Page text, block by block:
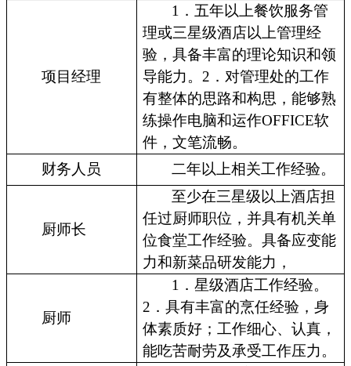
项目经理
1．五年以上餐饮服务管
理或三星级酒店以上管理经
验，具备丰富的理论知识和领
导能力。2．对管理处的工作
有整体的思路和构思，能够熟
练操作电脑和运作OFFICE软
件，文笔流畅。
财务人员
二年以上相关工作经验。
厨师长
至少在三星级以上酒店担
任过厨师职位，并具有机关单
位食堂工作经验。具备应变能
力和新菜品研发能力，
厨师
1．星级酒店工作经验。
2．具有丰富的烹任经验，身
体素质好；工作细心、认真，
能吃苦耐劳及承受工作压力。